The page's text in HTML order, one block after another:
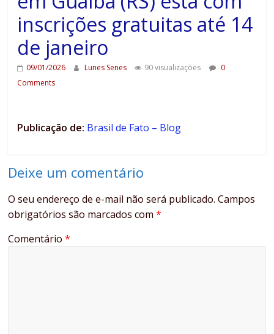
inscrições gratuitas até 14
de janeiro
09/01/2026 Lunes Senes 90 visualizações
0
Comments
Publicação de: Brasil de Fato – Blog
Deixe um comentário
O seu endereço de e-mail não será publicado. Campos
obrigatórios são marcados com*
Comentário*